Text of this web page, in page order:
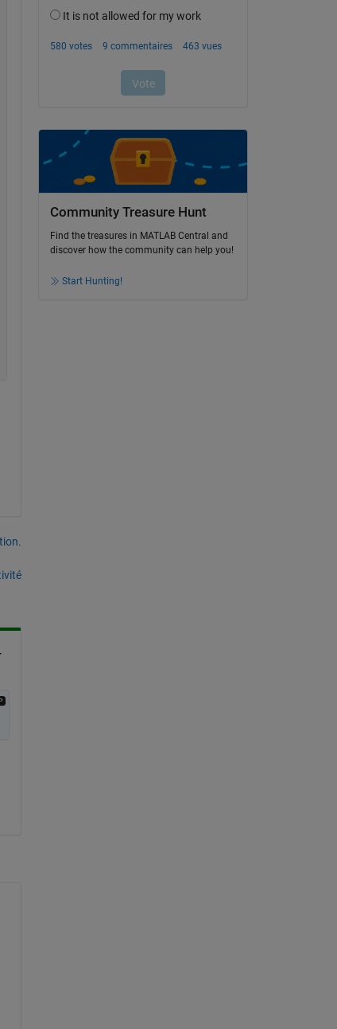
Community Treasure Hunt
Find the treasures in MATLAB Central and
discover how the community can help you!
Start Hunting!